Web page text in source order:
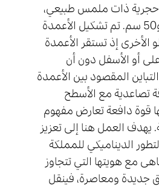
حجرية ذات ملمس طبيعي،
وتتراوح أقطارها بين 40 و50 سم. تم تشكيل الأعمدة
الأخرى إذ تستقر الأعمدة
أو الأسفل دون أن
المقصود بين الأعمدة
تصاعدية مع الأسطح
قوة دافعة تعارض مفهوم
يهدف العمل هنا إلى تعزيز
الديناميكي للمملكة
مع هويتها التي تتجاوز
جديدة ومعاصرة، فينقل